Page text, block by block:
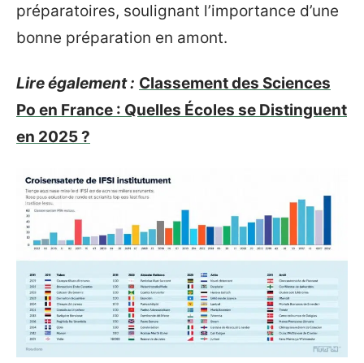
préparatoires, soulignant l’importance d’une
bonne préparation en amont.
Lire également : Classement des Sciences
Po en France : Quelles Écoles se Distinguent
en 2025 ?